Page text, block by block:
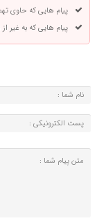
پیام هایی که حاوی
پیام هایی که به غیر